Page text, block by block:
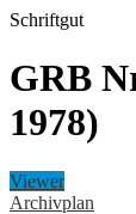
Schriftgut
GRB
1978)
Viewer
Archivplan